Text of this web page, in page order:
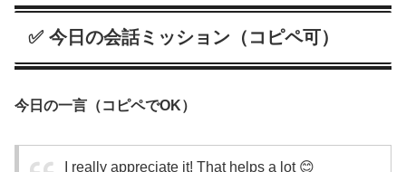
✅ 今日の会話ミッション（コピペ可）
今日の一言（コピペでOK）
I really appreciate it! That helps a lot 😊